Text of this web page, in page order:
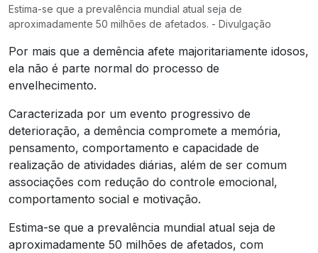
Estima-se que a prevalência mundial atual seja de
aproximadamente 50 milhões de afetados. - Divulgação
Por mais que a demência afete majoritariamente idosos,
ela não é parte normal do processo de
envelhecimento.
Caracterizada por um evento progressivo de
deterioração, a demência compromete a memória,
pensamento, comportamento e capacidade de
realização de atividades diárias, além de ser comum
associações com redução do controle emocional,
comportamento social e motivação.
Estima-se que a prevalência mundial atual seja de
aproximadamente 50 milhões de afetados, com